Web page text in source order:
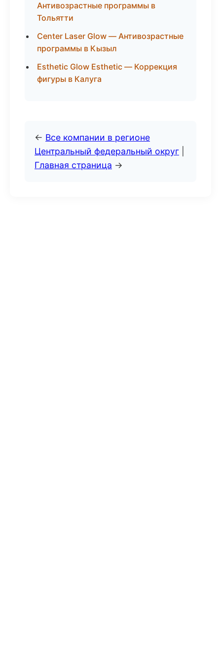
Антивозрастные программы в
Тольятти
Center Laser Glow — Антивозрастные
программы в Кызыл
Esthetic Glow Esthetic — Коррекция
фигуры в Калуга
← Все компании в регионе
Центральный федеральный округ
Главная страница →